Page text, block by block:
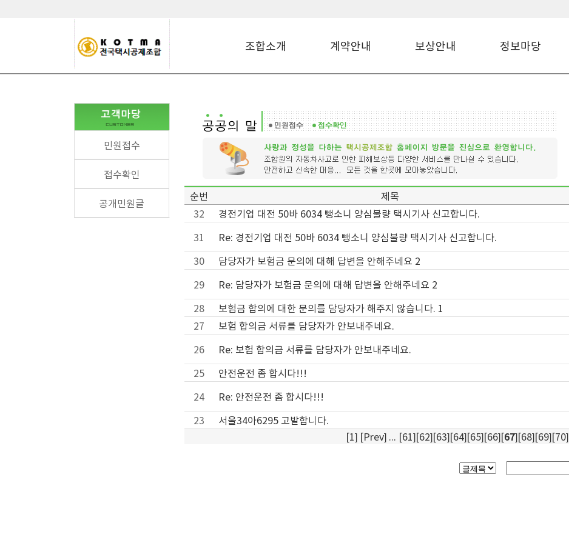
조합소개 계약안내 보상안내 정보마당
민원접수
접수확인
공개민원글
순번 제목
32
경전기업 대전 50바 6034 뺑소니 양심불량 택시기사 신고합니다.
31
Re: 경전기업 대전 50바 6034 뺑소니 양심불량 택시기사 신고합니다.
30
담당자가 보험금 문의에 대해 답변을 안해주네요 2
29
Re: 담당자가 보험금 문의에 대해 답변을 안해주네요 2
28
보험금 합의에 대한 문의를 담당자가 해주지 않습니다. 1
27
보험 합의금 서류를 담당자가 안보내주네요.
26
Re: 보험 합의금 서류를 담당자가 안보내주네요.
25
안전운전 좀 합시다!!!
24
Re: 안전운전 좀 합시다!!!
23
서울34아6295 고발합니다.
[1] [Prev] ... [61][62][63][64][65][66][67][68][69][70]